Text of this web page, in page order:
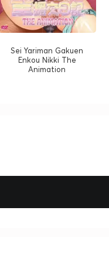
Sei Yariman Gakuen
Enkou Nikki The
Animation